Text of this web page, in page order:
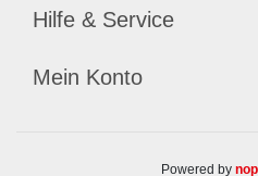
Hilfe & Service
Mein Konto
Powered by